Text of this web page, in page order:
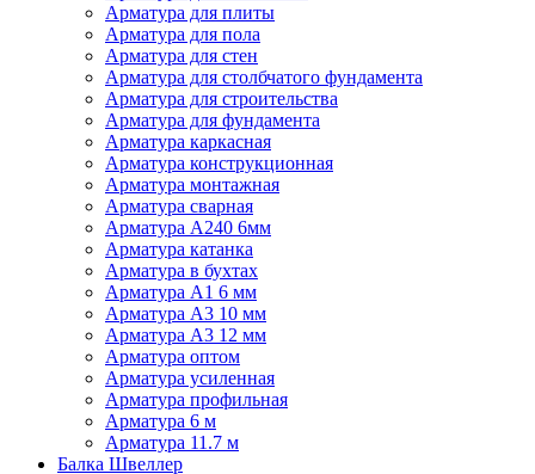
Арматура для плиты
Арматура для пола
Арматура для стен
Арматура для столбчатого фундамента
Арматура для строительства
Арматура для фундамента
Арматура каркасная
Арматура конструкционная
Арматура монтажная
Арматура сварная
Арматура А240 6мм
Арматура катанка
Арматура в бухтах
Арматура А1 6 мм
Арматура А3 10 мм
Арматура А3 12 мм
Арматура оптом
Арматура усиленная
Арматура профильная
Арматура 6 м
Арматура 11.7 м
Балка Швеллер